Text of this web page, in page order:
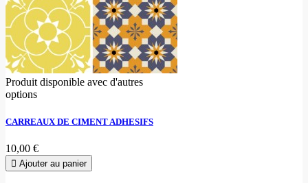
Produit disponible avec d'autres
options
CARREAUX DE CIMENT ADHESIFS
10,00 €
Ajouter au panier